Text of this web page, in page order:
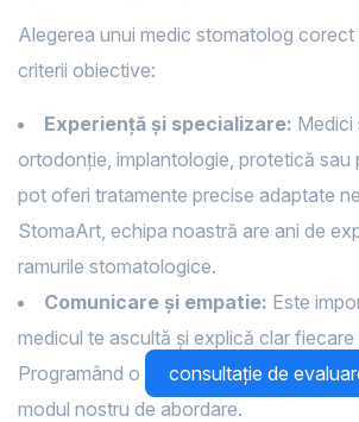
Alegerea unui medic stomatolog corect
criterii obiective:
Experiență și specializare: Medici
ortodonție, implantologie, protetică sau
pot oferi tratamente precise adaptate
StomaArt, echipa noastră are ani de
ramurile stomatologice.
Comunicare și empatie: Este
medicul te ascultă și explică clar
Programând o
consultație de
modul nostru de abordare.